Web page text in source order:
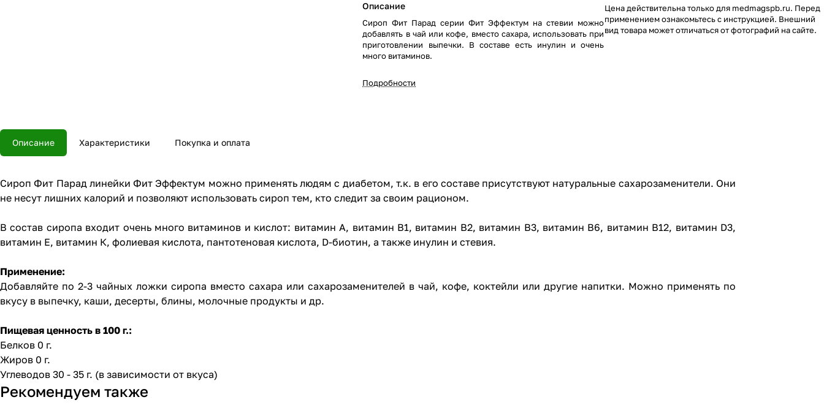
Описание
Сироп Фит Парад серии Фит Эффектум на стевии можно
добавлять в чай или кофе, вместо сахара, использовать при
приготовлении выпечки. В составе есть инулин и очень
много витаминов.
Подробности
Цена действительна только для medmagspb.ru. Перед
применением ознакомьтесь с инструкцией. Внешний
вид товара может отличаться от фотографий на сайте.
Описание Характеристики Покупка и оплата
Сироп Фит Парад линейки Фит Эффектум можно применять людям с диабетом, т.к. в его составе присутствуют натуральные сахарозаменители. Они
не несут лишних калорий и позволяют использовать сироп тем, кто следит за своим рационом.
В состав сиропа входит очень много витаминов и кислот: витамин А, витамин B1, витамин В2, витамин В3, витамин В6, витамин B12, витамин D3,
витамин Е, витамин К, фолиевая кислота, пантотеновая кислота, D-биотин, а также инулин и стевия.
Применение:
Добавляйте по 2-3 чайных ложки сиропа вместо сахара или сахарозаменителей в чай, кофе, коктейли или другие напитки. Можно применять по
вкусу в выпечку, каши, десерты, блины, молочные продукты и др.
Пищевая ценность в 100 г.:
Белков 0 г.
Жиров 0 г.
Углеводов 30 - 35 г. (в зависимости от вкуса)
Рекомендуем также